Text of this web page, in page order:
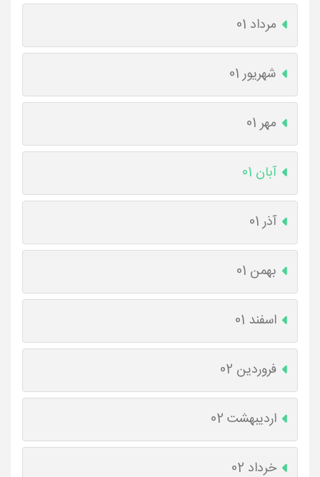
مرداد 01
شهریور 01
مهر 01
آبان 01
آذر 01
بهمن 01
اسفند 01
فروردین 02
اردیبهشت 02
خرداد 02